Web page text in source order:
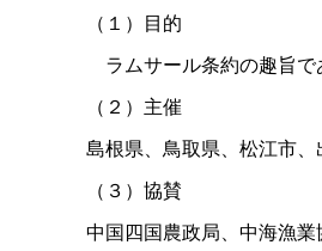
（１）目的
ラムサール条約の趣旨
（２）主催
島根県、鳥取県、松江市
（３）協賛
中国四国農政局、中海漁